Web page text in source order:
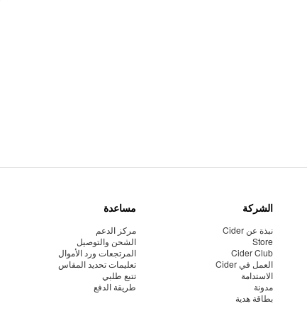
الشركة
نبذة عن Cider
Store
Cider Club
العمل في Cider
الاستدامة
مدونة
بطاقة هدية
مساعدة
مركز الدعم
الشحن والتوصيل
المرتجعات ورد الأموال
تعليمات تحديد المقاس
تتبع طلبي
طريقة الدفع